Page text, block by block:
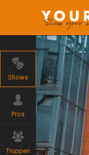
Shows
Pros
Truppen